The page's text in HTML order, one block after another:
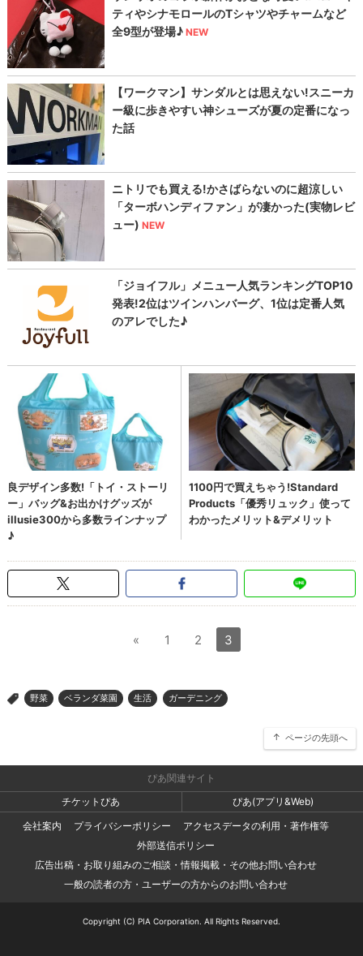
« 1 2 3
> 野菜 ベランダ菜園 生活 ガーデニング
ページの先頭へ
ぴあ関連サイト
チケットぴあ
ぴあ(アプリ&Web)
会社案内
プライバシーポリシー
アクセスデータの利用・著作権等
外部送信ポリシー
広告出稿・お取り組みのご相談・情報掲載・その他お問い合わせ
一般の読者の方・ユーザーの方からのお問い合わせ
Copyright (C) PIA Corporation. All Rights Reserved.